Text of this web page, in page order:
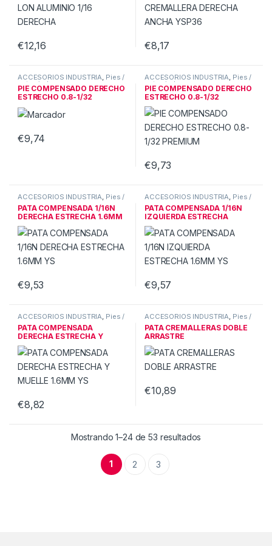
€12,16 €8,17
ACCESORIOS INDUSTRIA, Pies /
patas ind.
PIE COMPENSADO DERECHO
ESTRECHO 0.8-1/32
PREMIUM
€9,74
ACCESORIOS INDUSTRIA, Pies /
patas ind.
PIE COMPENSADO DERECHO
ESTRECHO 0.8-1/32
PREMIUM
€9,73
ACCESORIOS INDUSTRIA, Pies /
patas ind.
PATA COMPENSADA 1/16N
DERECHA ESTRECHA 1.6MM
YS
€9,53
ACCESORIOS INDUSTRIA, Pies /
patas ind.
PATA COMPENSADA 1/16N
IZQUIERDA ESTRECHA
1.6MM YS
€9,57
ACCESORIOS INDUSTRIA, Pies /
patas ind.
PATA COMPENSADA
DERECHA ESTRECHA Y
MUELLE 1.6MM YS
€8,82
ACCESORIOS INDUSTRIA, Pies /
patas ind.
PATA CREMALLERAS DOBLE
ARRASTRE
€10,89
Mostrando 1–24 de 53 resultados
1 2 3